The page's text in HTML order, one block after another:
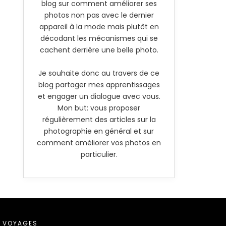
blog sur comment améliorer ses
photos non pas avec le dernier
appareil à la mode mais plutôt en
décodant les mécanismes qui se
cachent derrière une belle photo.
Je souhaite donc au travers de ce
blog partager mes apprentissages
et engager un dialogue avec vous.
Mon but: vous proposer
régulièrement des articles sur la
photographie en général et sur
comment améliorer vos photos en
particulier.
VOYAGES